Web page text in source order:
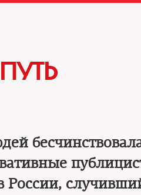
России,